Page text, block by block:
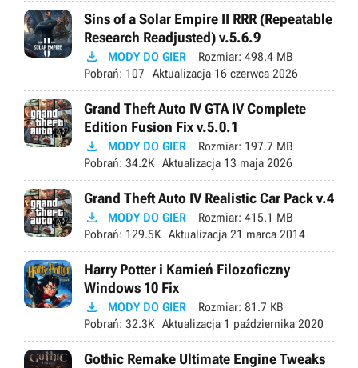
Sins of a Solar Empire II RRR (Repeatable
Research Readjusted) v.5.6.9
 MODY DO GIER Rozmiar: 498.4 MB
Pobrań: 107 Aktualizacja 16 czerwca 2026
Grand Theft Auto IV GTA IV Complete
Edition Fusion Fix v.5.0.1
 MODY DO GIER Rozmiar: 197.7 MB
Pobrań: 34.2K Aktualizacja 13 maja 2026
Grand Theft Auto IV Realistic Car Pack v.4
 MODY DO GIER Rozmiar: 415.1 MB
Pobrań: 129.5K Aktualizacja 21 marca 2014
Harry Potter i Kamień Filozoficzny
Windows 10 Fix
 MODY DO GIER Rozmiar: 81.7 KB
Pobrań: 32.3K Aktualizacja 1 października 2020
Gothic Remake Ultimate Engine Tweaks